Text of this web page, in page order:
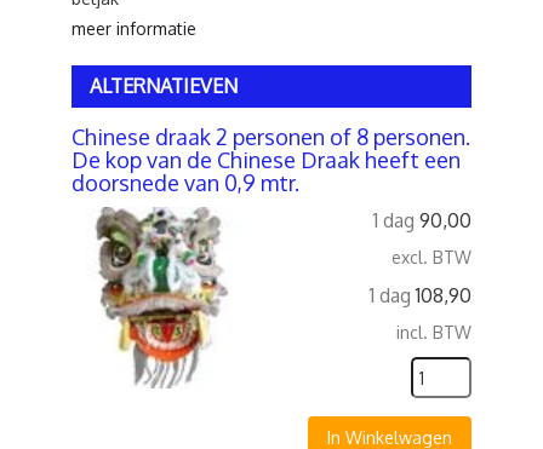
meer informatie
ALTERNATIEVEN
Chinese draak 2 personen of 8 personen.
De kop van de Chinese Draak heeft een
doorsnede van 0,9 mtr.
1 dag 90,00
excl. BTW
1 dag 108,90
incl. BTW
In Winkelwagen